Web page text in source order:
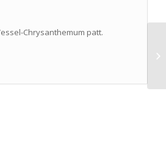
Chrysanthemum patt.